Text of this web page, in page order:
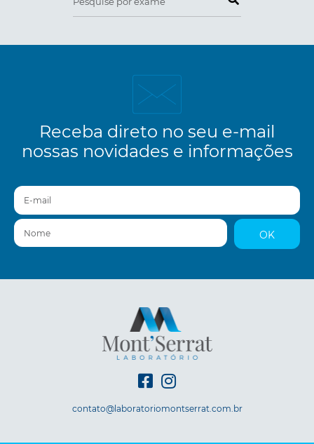
Receba direto no seu e-mail
nossas novidades e informações
E-mail
Nome
OK
contato@laboratoriomontserrat.com.br